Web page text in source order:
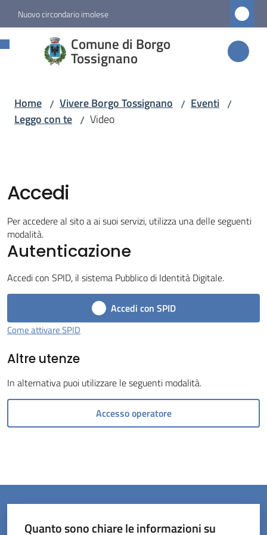
Vai al contenuto
Vai alla navigazione
Vai al footer
Nuovo circondario imolese
Comune di Borgo
Tossignano
Comune di
Borgo
Amministrazione
Servizi
Vivere
Borgo
Menu selezionato
Servizi
line
Prenotazioni
Home / Vivere Borgo Tossignano / Eventi /
Leggo con te / Video
Accedi
Per accedere al sito a ai suoi servizi, utilizza una delle seguenti
modalità.
Autenticazione
Accedi con SPID, il sistema Pubblico di Identità Digitale.
Accedi con SPID
Come attivare SPID
Altre utenze
In alternativa puoi utilizzare le seguenti modalità.
Accesso operatore
Quanto sono chiare le informazioni su